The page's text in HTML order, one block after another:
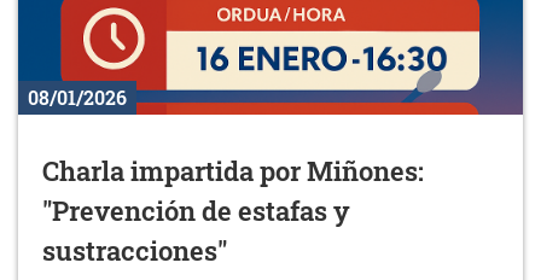
08/01/2026
Charla impartida por Miñones:
"Prevención de estafas y
sustracciones"